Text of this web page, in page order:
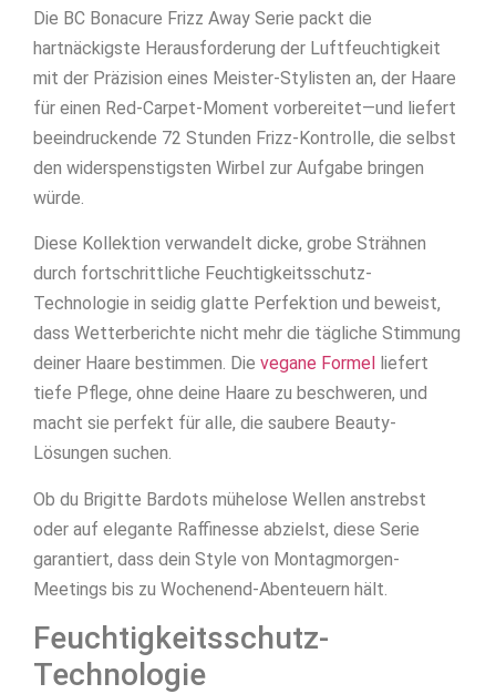
Die BC Bonacure Frizz Away Serie packt die
hartnäckigste Herausforderung der Luftfeuchtigkeit
mit der Präzision eines Meister-Stylisten an, der Haare
für einen Red-Carpet-Moment vorbereitet—und liefert
beeindruckende 72 Stunden Frizz-Kontrolle, die selbst
den widerspenstigsten Wirbel zur Aufgabe bringen
würde.
Diese Kollektion verwandelt dicke, grobe Strähnen
durch fortschrittliche Feuchtigkeitsschutz-
Technologie in seidig glatte Perfektion und beweist,
dass Wetterberichte nicht mehr die tägliche Stimmung
deiner Haare bestimmen. Die vegane Formel
liefert
tiefe Pflege, ohne deine Haare zu beschweren, und
macht sie perfekt für alle, die saubere Beauty-
Lösungen suchen.
Ob du Brigitte Bardots mühelose Wellen anstrebst
oder auf elegante Raffinesse abzielst, diese Serie
garantiert, dass dein Style von Montagmorgen-
Meetings bis zu Wochenend-Abenteuern hält.
Feuchtigkeitsschutz-
Technologie